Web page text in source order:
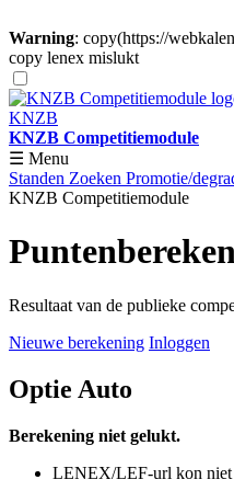
Warning: copy(https://
copy lenex mislukt
KNZB
KNZB Competitiemodule
☰ Menu
Standen Zoeken Promotie/
KNZB Competitiemodule
Resultaat van de publieke
Nieuwe berekening Inloggen
Optie Auto
Berekening niet gelukt.
LENEX/LEF-url kon niet